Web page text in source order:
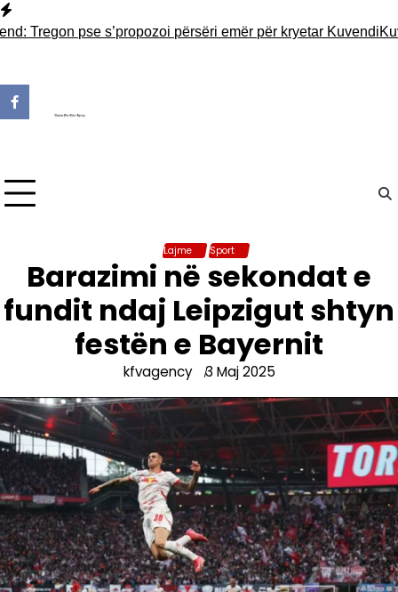
Skip
to
pse s’propozoi përsëri emër për kryetar KuvendiKuvendi
Lajme Sport
Barazimi në sekondat e
fundit ndaj Leipzigut shtyn
festën e Bayernit
kfvagency 3 Maj 2025